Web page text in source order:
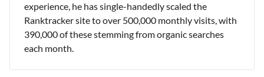
experience, he has single-handedly scaled the
Ranktracker site to over 500,000 monthly visits, with
390,000 of these stemming from organic searches
each month.